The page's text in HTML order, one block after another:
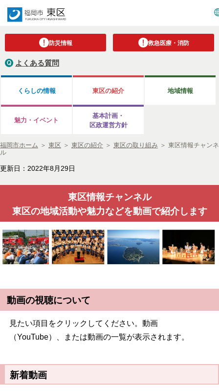
防災情報 救急医療・消防
よくある質問
くらしの情報 東区の紹介 地域情報
魅力・イベント
基本計画・
区政運営方針
福岡市ホーム ＞ 東区 ＞ 東区の紹介 ＞ 東区の取り組み ＞ 東区情報チャンネ
ル
更新日：2022年8月29日
東区情報チャンネル
東区の地域活動や魅力などを動画で紹介します
動画の視聴について
見たい項目をクリックしてください。動画
（YouTube）、または動画の一覧が表示されます。
新着動画